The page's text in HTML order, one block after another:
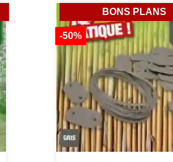
-50%
BONS PLANS